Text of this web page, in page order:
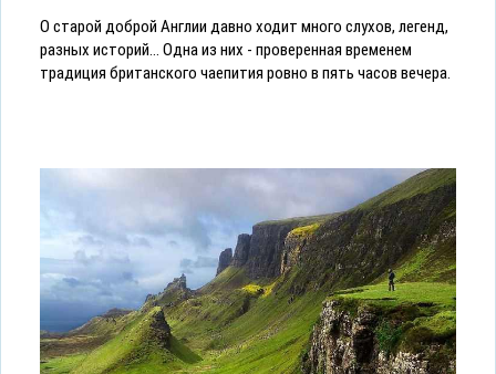
О старой доброй Англии давно ходит много слухов, легенд,
разных историй... Одна из них - проверенная временем
традиция британского чаепития ровно в пять часов вечера.